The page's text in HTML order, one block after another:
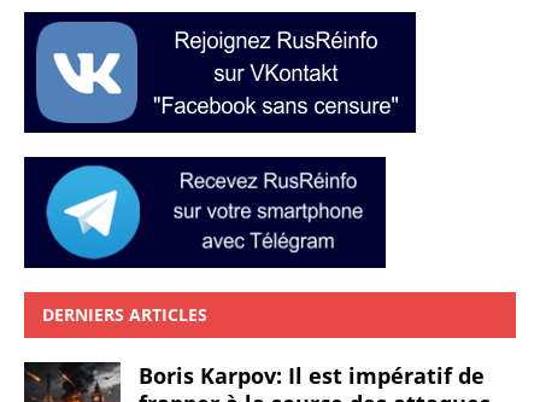
DERNIERS ARTICLES
Boris Karpov: Il est impératif de